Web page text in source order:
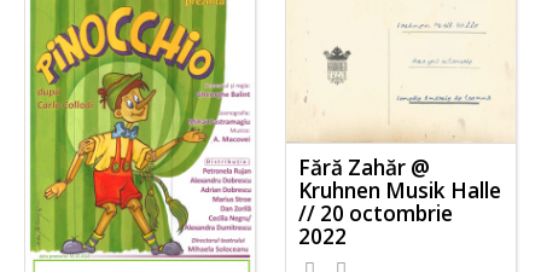
Fără Zahăr @
Kruhnen Musik Halle
// 20 octombrie
2022